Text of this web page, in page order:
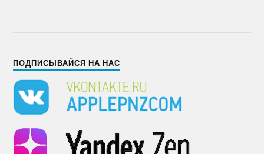
ПОДПИСЫВАЙСЯ НА НАС